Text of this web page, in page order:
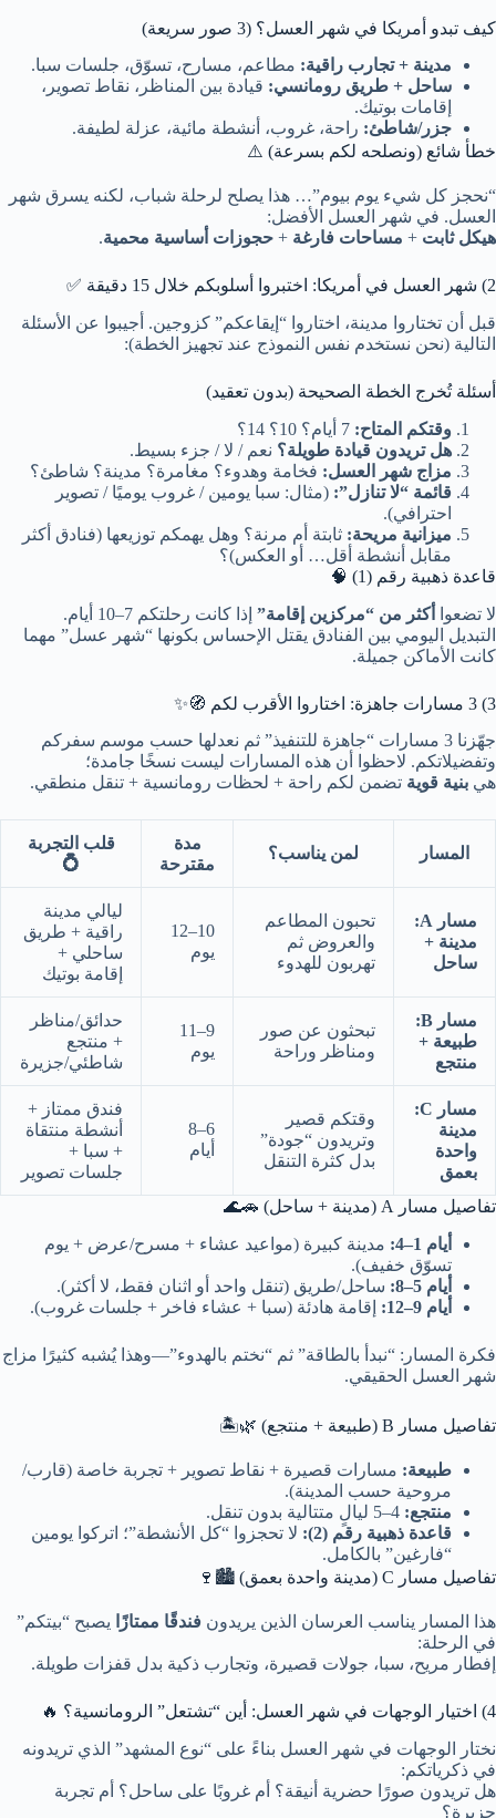
كيف تبدو أمريكا في شهر العسل؟ (3 صور سريعة)
مدينة + تجارب راقية: مطاعم، مسارح، تسوّق، جلسات سبا.
ساحل + طريق رومانسي: قيادة بين المناظر، نقاط تصوير،
إقامات بوتيك.
جزر/شاطئ: راحة، غروب، أنشطة مائية، عزلة لطيفة.
خطأ شائع (ونصلحه لكم بسرعة) ⚠️
“نحجز كل شيء يوم بيوم”… هذا يصلح لرحلة شباب، لكنه يسرق شهر
العسل. في شهر العسل الأفضل:
هيكل ثابت + مساحات فارغة + حجوزات أساسية محمية.
2) شهر العسل في أمريكا: اختبروا أسلوبكم خلال 15 دقيقة ✅
قبل أن تختاروا مدينة، اختاروا “إيقاعكم” كزوجين. أجيبوا عن الأسئلة
التالية (نحن نستخدم نفس النموذج عند تجهيز الخطة):
أسئلة تُخرج الخطة الصحيحة (بدون تعقيد)
وقتكم المتاح:
هل تريدون قيادة طويلة؟ نعم / لا / جزء بسيط.
مزاج شهر العسل: فخامة وهدوء؟ مغامرة؟ مدينة؟ شاطئ؟
قائمة “لا تنازل”: (مثال: سبا يومين / غروب يوميًا / تصوير
احترافي).
ميزانية مريحة: ثابتة أم مرنة؟ وهل يهمكم توزيعها (فنادق أكثر
مقابل أنشطة أقل… أو العكس)؟
قاعدة ذهبية رقم (1) 🧠
لا تضعوا
أكثر من “مركزين إقامة” إذا كانت رحلتكم 7–10 أيام.
التبديل اليومي بين الفنادق يقتل الإحساس بكونها “شهر عسل” مهما
كانت الأماكن جميلة.
3) 3 مسارات جاهزة: اختاروا الأقرب لكم 🧭✨
جهّزنا 3 مسارات “جاهزة للتنفيذ” ثم نعدلها حسب موسم سفركم
وتفضيلاتكم. لاحظوا أن هذه المسارات ليست نسخًا جامدة؛
هي بنية قوية تضمن لكم راحة + لحظات رومانسية + تنقل منطقي.
المسار لمن يناسب؟
مدة
مقترحة
قلب التجربة
💍
مسار A:
مدينة +
ساحل
تحبون المطاعم
والعروض ثم
تهربون للهدوء
10–12
يوم
ليالي مدينة
راقية + طريق
ساحلي +
إقامة بوتيك
مسار B:
طبيعة +
منتجع
تبحثون عن صور
ومناظر وراحة
9–11
يوم
حدائق/مناظر
+ منتجع
شاطئي/جزيرة
مسار C:
مدينة
واحدة
بعمق
وقتكم قصير
وتريدون “جودة”
بدل كثرة التنقل
6–8
أيام
فندق ممتاز +
أنشطة منتقاة
+ سبا +
جلسات تصوير
تفاصيل مسار A (مدينة + ساحل) 🚗🌊
أيام 1–4:
مدينة كبيرة (مواعيد عشاء + مسرح/عرض + يوم
تسوّق خفيف).
أيام 5–8:
ساحل/طريق (تنقل واحد أو اثنان فقط، لا أكثر).
أيام 9–12:
إقامة هادئة (سبا + عشاء فاخر + جلسات غروب).
فكرة المسار: “نبدأ بالطاقة” ثم “نختم بالهدوء”—وهذا يُشبه كثيرًا مزاج
شهر العسل الحقيقي.
تفاصيل مسار B (طبيعة + منتجع) 🌿🏝️
طبيعة: مسارات قصيرة + نقاط تصوير + تجربة خاصة (قارب/
مروحية حسب المدينة).
منتجع:
قاعدة ذهبية رقم (2):
لا تحجزوا “كل الأنشطة”؛ اتركوا يومين
“فارغين” بالكامل.
تفاصيل مسار C (مدينة واحدة بعمق) 🏙️🍷
هذا المسار يناسب العرسان الذين يريدون فندقًا ممتازًا
يصبح “بيتكم”
في الرحلة:
إفطار مريح، سبا، جولات قصيرة، وتجارب ذكية بدل قفزات طويلة.
4) اختيار الوجهات في شهر العسل: أين “تشتعل” الرومانسية؟ 🔥
نختار الوجهات في شهر العسل بناءً على “نوع المشهد” الذي تريدونه
في ذكرياتكم:
هل تريدون صورًا حضرية أنيقة؟ أم غروبًا على ساحل؟ أم تجربة
جزيرة؟